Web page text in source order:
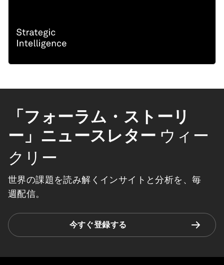
「フォーラム・ストーリ
ー」ニュースレター ウィー
クリー
世界の課題を読み解くインサイトと分析を、毎
週配信。
今すぐ登録する